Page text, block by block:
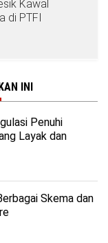
Kawal
di PTFI
INI
Penuhi
Layak dan
Skema dan